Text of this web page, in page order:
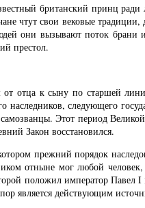
британский принц
чтут свои вековые
они вызывают поток
престол.
отца к сыну по старшей
следующего
Этот период
Закон восстановился.
прежний порядок
отныне мог любой
положил император
является действующим